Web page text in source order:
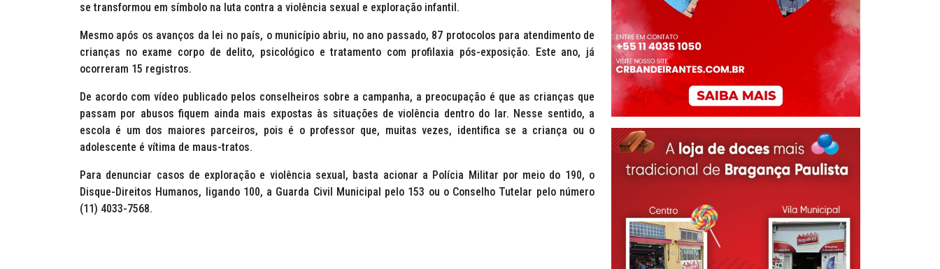
se transformou em símbolo na luta contra a violência sexual e exploração infantil.
Mesmo após os avanços da lei no país, o município abriu, no ano passado, 87 protocolos para atendimento de
crianças no exame corpo de delito, psicológico e tratamento com profilaxia pós-exposição. Este ano, já
ocorreram 15 registros.
De acordo com vídeo publicado pelos conselheiros sobre a campanha, a preocupação é que as crianças que
passam por abusos fiquem ainda mais expostas às situações de violência dentro do lar. Nesse sentido, a
escola é um dos maiores parceiros, pois é o professor que, muitas vezes, identifica se a criança ou o
adolescente é vítima de maus-tratos.
Para denunciar casos de exploração e violência sexual, basta acionar a Polícia Militar por meio do 190, o
Disque-Direitos Humanos, ligando 100, a Guarda Civil Municipal pelo 153 ou o Conselho Tutelar pelo número
(11) 4033-7568.